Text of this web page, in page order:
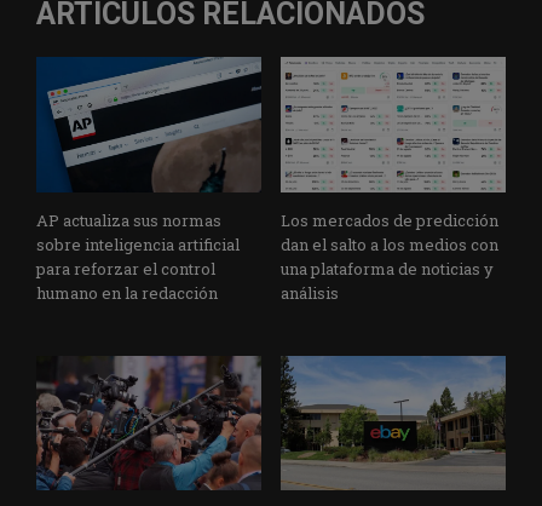
ARTÍCULOS RELACIONADOS
AP actualiza sus normas
sobre inteligencia artificial
para reforzar el control
humano en la redacción
Los mercados de predicción
dan el salto a los medios con
una plataforma de noticias y
análisis